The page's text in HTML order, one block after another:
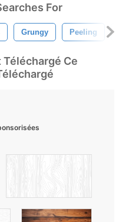
For
Grungy Peeling
Ce